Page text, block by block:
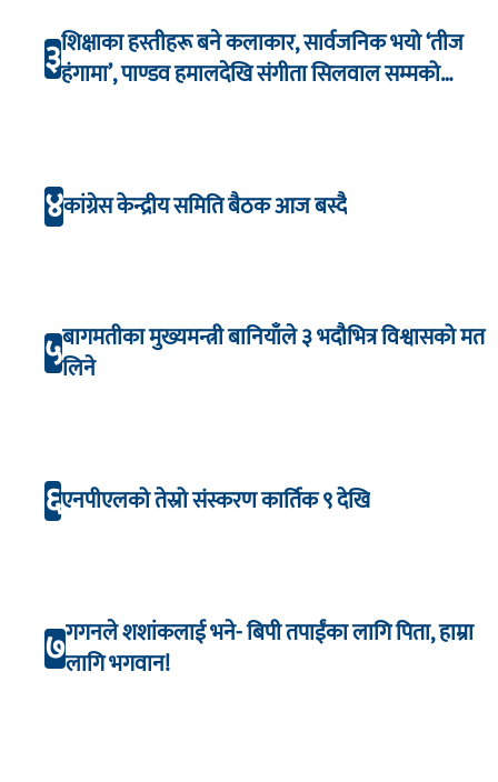
३शिक्षाका हस्तीहरू बने कलाकार, सार्वजनिक भयो ‘तीज
हंगामा’, पाण्डव हमालदेखि संगीता सिलवाल सम्मको
४कांग्रेस केन्द्रीय समिति बैठक आज बस्दै
५बागमतीका मुख्यमन्त्री बानियाँले ३ भदौभित्र विश्वासको मत
लिने
६एनपीएलको तेस्रो संस्करण कार्तिक ९ देखि
७गगनले शशांकलाई भने- बिपी तपाईंका लागि पिता, हाम्रा
लागि भगवान!